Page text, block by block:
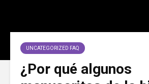
UNCATEGORIZED FAQ
¿Por qué algunos